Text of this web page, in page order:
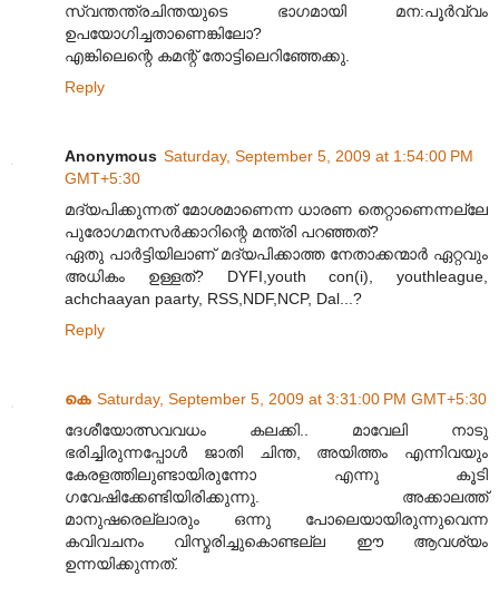
സ്വന്തന്ത്രചിന്തയുടെ ഭാഗമായി മന:പൂർവ്വം
ഉപയോഗിച്ചതാണെങ്കിലോ?
എങ്കിലെന്റെ കമന്റ് തോട്ടിലെറിഞ്ഞേക്കു.
Reply
Anonymous Saturday, September 5, 2009 at 1:54:00 PM
GMT+5:30
മദ്യപിക്കുന്നത് മോശമാണെന്ന ധാരണ തെറ്റാണെന്നല്ലേ
പുരോഗമനസർക്കാറിന്റെ മന്ത്രി പറഞ്ഞത്?
ഏതു പാർട്ടിയിലാണ് മദ്യപിക്കാത്ത നേതാക്കന്മാർ ഏറ്റവും
അധികം ഉള്ളത്? DYFI,youth con(i), youthleague,
achchaayan paarty, RSS,NDF,NCP, Dal...?
Reply
കെ Saturday, September 5, 2009 at 3:31:00 PM GMT+5:30
ദേശീയോത്സവവധം കലക്കി.. മാവേലി നാടു
ഭരിച്ചിരുന്നപ്പോള്‍ ജാതി ചിന്ത, അയിത്തം എന്നിവയും
കേരളത്തിലുണ്ടായിരുന്നോ എന്നു കൂടി
ഗവേഷിക്കേണ്ടിയിരിക്കുന്നു. അക്കാലത്ത്
മാനുഷരെല്ലാരും ഒന്നു പോലെയായിരുന്നുവെന്ന
കവിവചനം വിസ്മരിച്ചുകൊണ്ടല്ല ഈ ആവശ്യം
ഉന്നയിക്കുന്നത്.